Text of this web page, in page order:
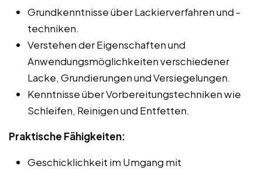
Grundkenntnisse über Lackierverfahren und -
techniken.
Verstehen der Eigenschaften und
Anwendungsmöglichkeiten verschiedener
Lacke, Grundierungen und Versiegelungen.
Kenntnisse über Vorbereitungstechniken wie
Schleifen, Reinigen und Entfetten.
Praktische Fähigkeiten:
Geschicklichkeit im Umgang mit